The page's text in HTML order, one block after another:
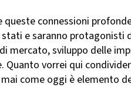
queste connessioni
e saranno protagonisti
mercato, sviluppo delle
Quanto vorrei qui
come oggi è elemento